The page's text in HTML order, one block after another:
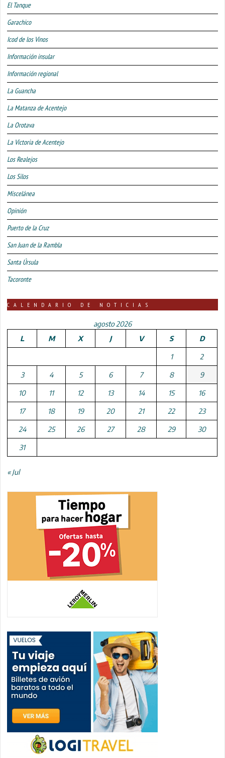
El Tanque
Garachico
Icod de los Vinos
Información insular
Información regional
La Guancha
La Matanza de Acentejo
La Orotava
La Victoria de Acentejo
Los Realejos
Los Silos
Miscelánea
Opinión
Puerto de la Cruz
San Juan de la Rambla
Santa Úrsula
Tacoronte
CALENDARIO DE NOTICIAS
agosto 2026
L
M X J V S D
1 2
3 4 5 6 7 8 9
10 11 12 13 14 15 16
17 18 19 20 21 22 23
24 25 26 27 28 29 30
31
« Jul